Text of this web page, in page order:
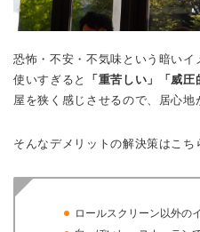
恐怖・不安・不気味という暗い
使いすぎると
「重苦しい」「威
屋を狭く感じさせるので、居心地
そんなデメリットの解決策はこち
ロールスクリーン以外の